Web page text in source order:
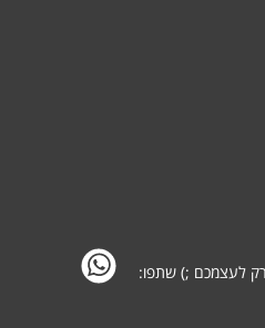
לעצמכם ;) שתפו: